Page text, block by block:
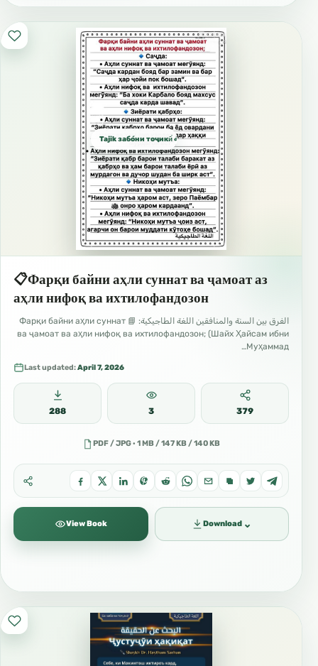
Tajik забо́ни тоҷикӣ́ الطاجيكية
📋Фарқи байни аҳли суннат ва ҷамоат аз
аҳли нифоқ ва ихтилофандозон
الفرق بين السنة والمنافقين اللغة الطاجيكية: 📘 Фарқи байни аҳли суннат
ва ҷамоат ва аҳли нифоқ ва ихтилофандозон; (Шайх Ҳайсам ибни
Муҳаммад…
Last updated:April 7, 2026
288 3 379
PDF / JPG · 1 MB / 147 KB / 140 KB
View Book Download ⌄